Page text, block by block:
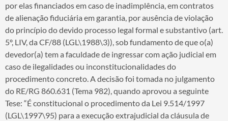
por elas financiados em caso de inadimplência, em contratos
de alienação fiduciária em garantia, por ausência de violação
do princípio do devido processo legal formal e substantivo (art.
5º, LIV, da CF/88 (LGL\1988\3)), sob fundamento de que o(a)
devedor(a) tem a faculdade de ingressar com ação judicial em
caso de ilegalidades ou inconstitucionalidades do
procedimento concreto. A decisão foi tomada no julgamento
do RE/RG 860.631 (Tema 982), quando aprovou a seguinte
Tese: “É constitucional o procedimento da Lei 9.514/1997
(LGL\1997\95) para a execução extrajudicial da cláusula de